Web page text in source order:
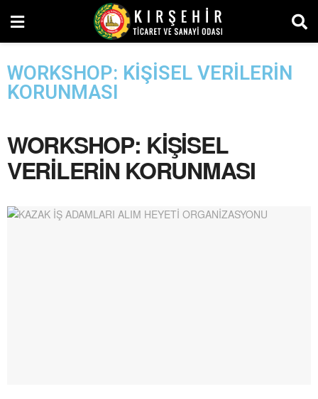
WORKSHOP: KİŞİSEL VERİLERİN
KORUNMASI
WORKSHOP: KİŞİSEL
VERİLERİN KORUNMASI